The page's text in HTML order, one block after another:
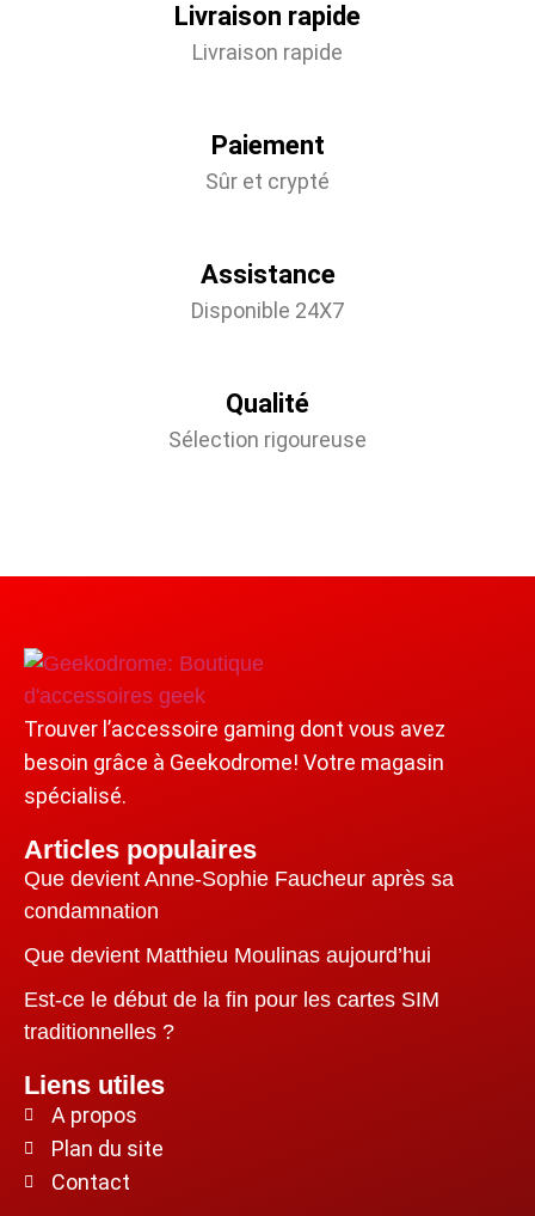
Livraison rapide
Livraison rapide
Paiement
Sûr et crypté
Assistance
Disponible 24X7
Qualité
Sélection rigoureuse
Trouver l’accessoire gaming dont vous avez
besoin grâce à Geekodrome! Votre magasin
spécialisé.
Articles populaires
Que devient Anne-Sophie Faucheur après sa
condamnation
Que devient Matthieu Moulinas aujourd’hui
Est-ce le début de la fin pour les cartes SIM
traditionnelles ?
Liens utiles
A propos
Plan du site
Contact